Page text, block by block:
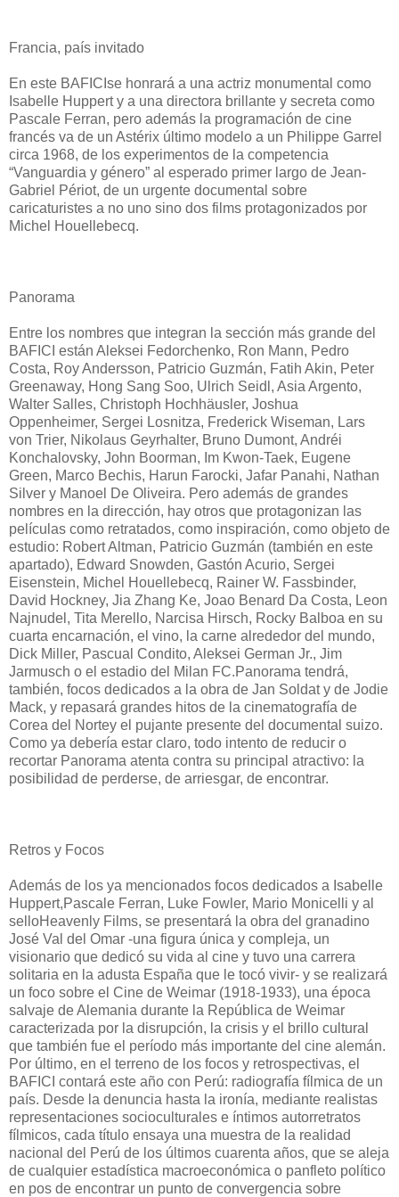
Francia, país invitado
En este BAFICIse honrará a una actriz monumental como
Isabelle Huppert y a una directora brillante y secreta como
Pascale Ferran, pero además la programación de cine
francés va de un Astérix último modelo a un Philippe Garrel
circa 1968, de los experimentos de la competencia
“Vanguardia y género” al esperado primer largo de Jean-
Gabriel Périot, de un urgente documental sobre
caricaturistes a no uno sino dos films protagonizados por
Michel Houellebecq.
Panorama
Entre los nombres que integran la sección más grande del
BAFICI están Aleksei Fedorchenko, Ron Mann, Pedro
Costa, Roy Andersson, Patricio Guzmán, Fatih Akin, Peter
Greenaway, Hong Sang Soo, Ulrich Seidl, Asia Argento,
Walter Salles, Christoph Hochhäusler, Joshua
Oppenheimer, Sergei Losnitza, Frederick Wiseman, Lars
von Trier, Nikolaus Geyrhalter, Bruno Dumont, Andréi
Konchalovsky, John Boorman, Im Kwon-Taek, Eugene
Green, Marco Bechis, Harun Farocki, Jafar Panahi, Nathan
Silver y Manoel De Oliveira. Pero además de grandes
nombres en la dirección, hay otros que protagonizan las
películas como retratados, como inspiración, como objeto de
estudio: Robert Altman, Patricio Guzmán (también en este
apartado), Edward Snowden, Gastón Acurio, Sergei
Eisenstein, Michel Houellebecq, Rainer W. Fassbinder,
David Hockney, Jia Zhang Ke, Joao Benard Da Costa, Leon
Najnudel, Tita Merello, Narcisa Hirsch, Rocky Balboa en su
cuarta encarnación, el vino, la carne alrededor del mundo,
Dick Miller, Pascual Condito, Aleksei German Jr., Jim
Jarmusch o el estadio del Milan FC.Panorama tendrá,
también, focos dedicados a la obra de Jan Soldat y de Jodie
Mack, y repasará grandes hitos de la cinematografía de
Corea del Nortey el pujante presente del documental suizo.
Como ya debería estar claro, todo intento de reducir o
recortar Panorama atenta contra su principal atractivo: la
posibilidad de perderse, de arriesgar, de encontrar.
Retros y Focos
Además de los ya mencionados focos dedicados a Isabelle
Huppert,Pascale Ferran, Luke Fowler, Mario Monicelli y al
selloHeavenly Films, se presentará la obra del granadino
José Val del Omar -una figura única y compleja, un
visionario que dedicó su vida al cine y tuvo una carrera
solitaria en la adusta España que le tocó vivir- y se realizará
un foco sobre el Cine de Weimar (1918-1933), una época
salvaje de Alemania durante la República de Weimar
caracterizada por la disrupción, la crisis y el brillo cultural
que también fue el período más importante del cine alemán.
Por último, en el terreno de los focos y retrospectivas, el
BAFICI contará este año con Perú: radiografía fílmica de un
país. Desde la denuncia hasta la ironía, mediante realistas
representaciones socioculturales e íntimos autorretratos
fílmicos, cada título ensaya una muestra de la realidad
nacional del Perú de los últimos cuarenta años, que se aleja
de cualquier estadística macroeconómica o panfleto político
en pos de encontrar un punto de convergencia sobre